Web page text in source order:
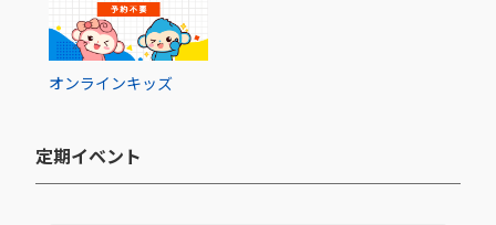
オンラインキッズ
定期イベント​